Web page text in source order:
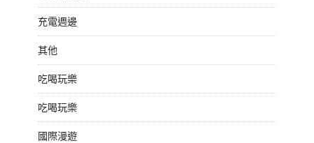
充電週邊
其他
吃喝玩樂
吃喝玩樂
國際漫遊